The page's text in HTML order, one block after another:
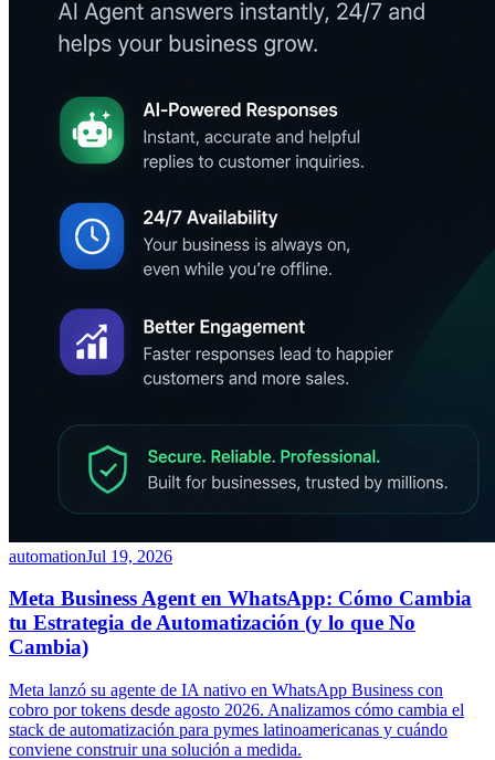
automationJul 19, 2026
Meta Business Agent en WhatsApp: Cómo Cambia
tu Estrategia de Automatización (y lo que No
Cambia)
Meta lanzó su agente de IA nativo en WhatsApp Business con
cobro por tokens desde agosto 2026. Analizamos cómo cambia el
stack de automatización para pymes latinoamericanas y cuándo
conviene construir una solución a medida.